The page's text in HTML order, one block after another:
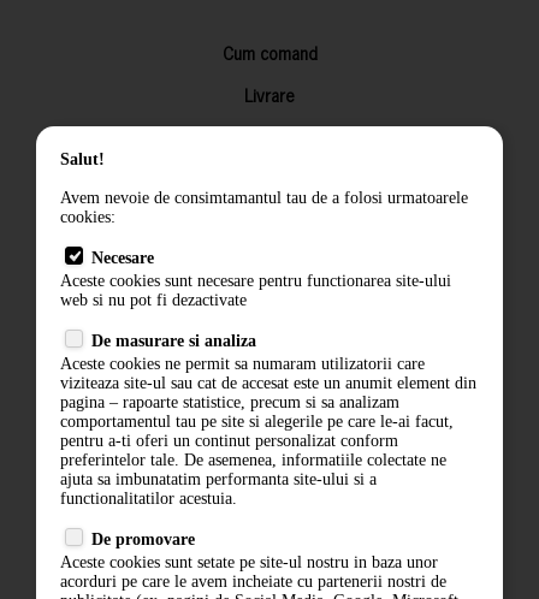
Cum comand
Livrare
Returnarea produselor
Termeni si conditii
Politica de confidentialitate
ANPC
ABONARE LA NEWSLETTER
Salut!
Avem nevoie de consimtamantul tau de a folosi urmatoarele
cookies:
Necesare
Aceste cookies sunt necesare pentru functionarea site-ului
web si nu pot fi dezactivate
De masurare si analiza
Aceste cookies ne permit sa numaram utilizatorii care
viziteaza site-ul sau cat de accesat este un anumit element din
pagina – rapoarte statistice, precum si sa analizam
comportamentul tau pe site si alegerile pe care le-ai facut,
pentru a-ti oferi un continut personalizat conform
preferintelor tale. De asemenea, informatiile colectate ne
ajuta sa imbunatatim performanta site-ului si a
functionalitatilor acestuia.
De promovare
Aceste cookies sunt setate pe site-ul nostru in baza unor
acorduri pe care le avem incheiate cu partenerii nostri de